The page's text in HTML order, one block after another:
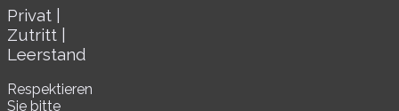
Privat |
Zutritt |
Leerstand
Respektieren
Sie bitte